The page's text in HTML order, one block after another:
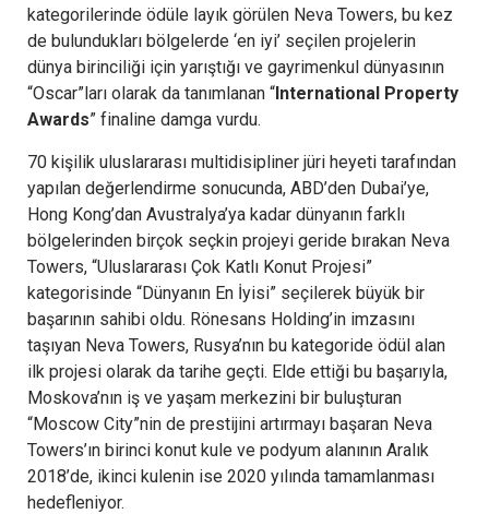
kategorilerinde ödüle layık görülen Neva Towers, bu kez
de bulundukları bölgelerde ‘en iyi’ seçilen projelerin
dünya birinciliği için yarıştığı ve gayrimenkul dünyasının
“Oscar”ları olarak da tanımlanan “International Property
Awards” finaline damga vurdu.
70 kişilik uluslararası multidisipliner jüri heyeti tarafından
yapılan değerlendirme sonucunda, ABD’den Dubai’ye,
Hong Kong’dan Avustralya’ya kadar dünyanın farklı
bölgelerinden birçok seçkin projeyi geride bırakan Neva
Towers, “Uluslararası Çok Katlı Konut Projesi”
kategorisinde “Dünyanın En İyisi” seçilerek büyük bir
başarının sahibi oldu. Rönesans Holding’in imzasını
taşıyan Neva Towers, Rusya’nın bu kategoride ödül alan
ilk projesi olarak da tarihe geçti. Elde ettiği bu başarıyla,
Moskova’nın iş ve yaşam merkezini bir buluşturan
“Moscow City”nin de prestijini artırmayı başaran Neva
Towers’ın birinci konut kule ve podyum alanının Aralık
2018’de, ikinci kulenin ise 2020 yılında tamamlanması
hedefleniyor.